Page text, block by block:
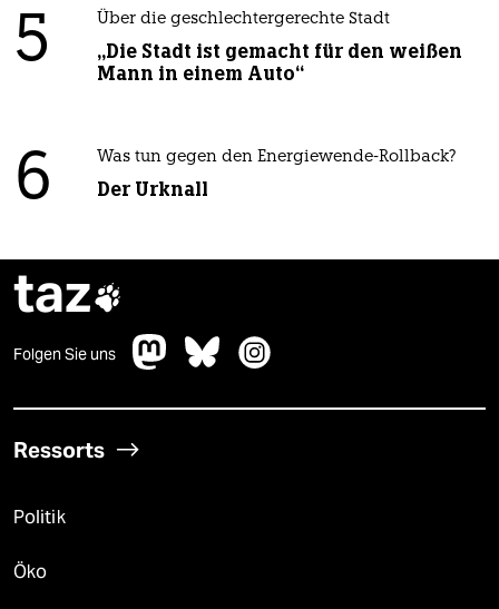
5 Über die geschlechtergerechte Stadt
„Die Stadt ist gemacht für den weißen
Mann in einem Auto“
6 Was tun gegen den Energiewende-Rollback?
Der Urknall
taz
Folgen Sie uns
Ressorts
Politik
Öko